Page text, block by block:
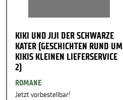
KIKI UND JIJI DER SCHWARZE
KATER (GESCHICHTEN RUND UM
KIKIS KLEINEN LIEFERSERVICE
2)
ROMANE
Jetzt vorbestellbar!